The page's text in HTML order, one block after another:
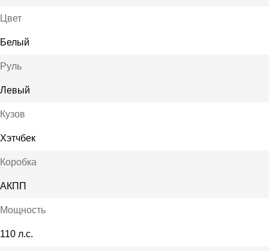
Цвет
Белый
Руль
Левый
Кузов
Хэтчбек
Коробка
АКПП
Мощность
110 л.с.